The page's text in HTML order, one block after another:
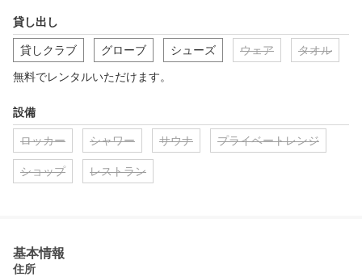
貸し出し
貸しクラブ グローブ シューズ ウェア タオル
無料でレンタルいただけます。
設備
ロッカー シャワー サウナ プライベートレンジ
ショップ レストラン
基本情報
住所